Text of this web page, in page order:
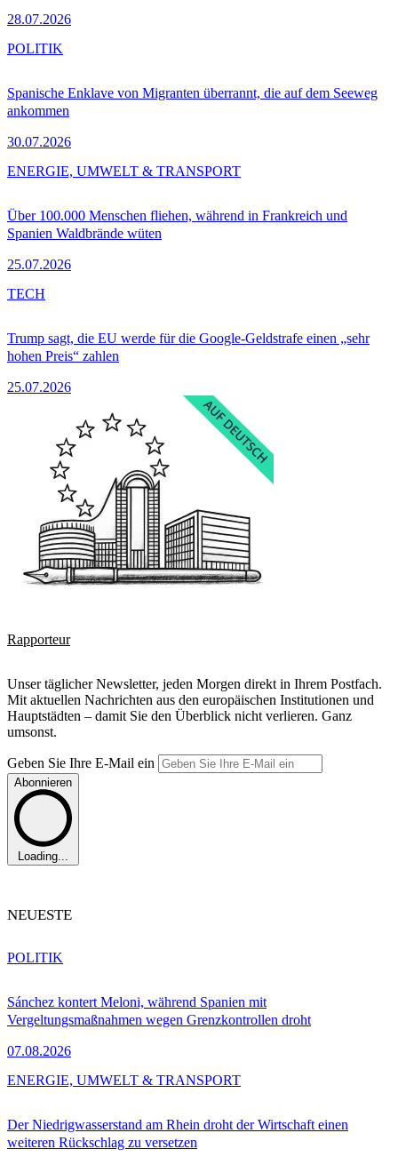
28.07.2026
Spanische Enklave von Migranten überrannt, die auf dem Seeweg
ankommen
30.07.2026
POLITIK
Über 100.000 Menschen fliehen, während in Frankreich und
Spanien Waldbrände wüten
25.07.2026
ENERGIE, UMWELT & TRANSPORT
Trump sagt, die EU werde für die Google-Geldstrafe einen „sehr
hohen Preis“ zahlen
25.07.2026
TECH
Rapporteur
Unser täglicher Newsletter, jeden Morgen direkt in Ihrem Postfach.
Mit aktuellen Nachrichten aus den europäischen Institutionen und
Hauptstädten – damit Sie den Überblick nicht verlieren. Ganz
umsonst.
Geben Sie Ihre E-Mail ein
Abonnieren
Loading...
NEUESTE
Sánchez kontert Meloni, während Spanien mit
Vergeltungsmaßnahmen wegen Grenzkontrollen droht
07.08.2026
POLITIK
Der Niedrigwasserstand am Rhein droht der Wirtschaft einen
weiteren Rückschlag zu versetzen
ENERGIE, UMWELT & TRANSPORT